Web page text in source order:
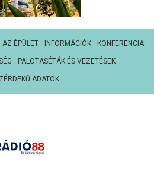
AZ ÉPÜLET INFORMÁCIÓK KONFERENCIA
PALOTASÉTÁK ÉS VEZETÉSEK
ADATOK